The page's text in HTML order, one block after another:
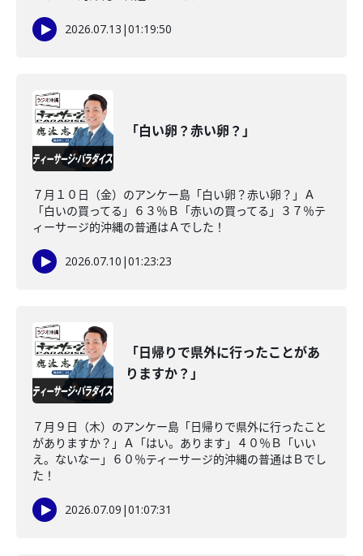
2026.07.13 |01:19:50
「白い卵？赤い卵？」
７月１０日（金）のアンケー島「白い卵？赤い卵？」Ａ
「白いの買ってる」６３％Ｂ「赤いの買ってる」３７％テ
ィーサージ的沖縄の普通はＡでした！
2026.07.10 |01:23:23
「日帰りで県外に行ったことがあ
りますか？」
７月９日（木）のアンケー島「日帰りで県外に行ったこと
がありますか？」Ａ「はい。あります」４０％Ｂ「いい
え。ないなー」６０％ティーサージ的沖縄の普通はＢでし
た！
2026.07.09 |01:07:31